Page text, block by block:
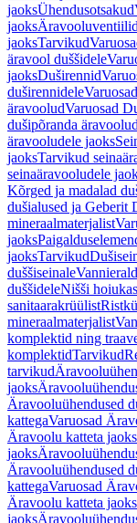
jaoksÜhendusotsakud
jaoksÄravooluventiilid
jaoksTarvikud
äravool duššidele
jaoksDuširennid
duširennidele
äravooludVaruosad
dušipõranda
äravooludele jaoks
jaoksTarvikud
seinaäravooludele
Kõrged ja madalad
dušialused ja Geberit
mineraalmaterjalist
jaoks
jaoksTarvikud
duššiseinale
duššideleNišši
sanitaarakrüülist
mineraalmaterjalist
komplektid ning
komplektidTarvikud
tarvikud
jaoks
Äravooluühendused
kattegaVaruosad
Äravoolu katteta jaoks
jaoks
Äravooluühendused
kattegaVaruosad
Äravoolu katteta jaoks
jaoks